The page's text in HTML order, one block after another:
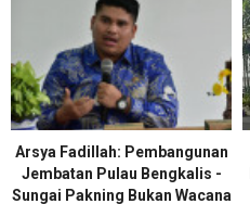
Arsya Fadillah: Pembangunan
Jembatan Pulau Bengkalis -
Sungai Pakning Bukan Wacana